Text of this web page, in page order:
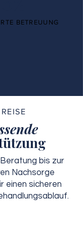
BETREUUNG
bis zur
Nachsorge
einen sicheren